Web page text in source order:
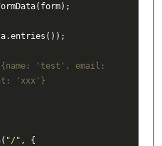
'test', email:
'xxx'}
"/" , {